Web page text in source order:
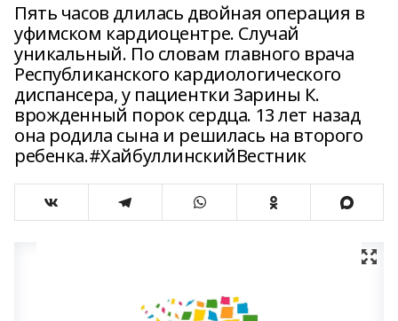
Пять часов длилась двойная операция в
уфимском кардиоцентре. Случай
уникальный. По словам главного врача
Республиканского кардиологического
диспансера, у пациентки Зарины К.
врожденный порок сердца. 13 лет назад
она родила сына и решилась на второго
ребенка.#ХайбуллинскийВестник